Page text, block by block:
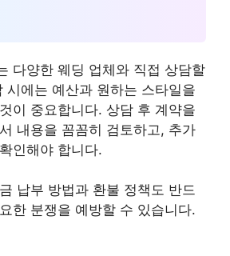
다양한 웨딩 업체와 직접 상담할
시에는 예산과 원하는 스타일을
이 중요합니다. 상담 후 계약을
내용을 꼼꼼히 검토하고, 추가
인해야 합니다.
납부 방법과 환불 정책도 반드
한 분쟁을 예방할 수 있습니다.